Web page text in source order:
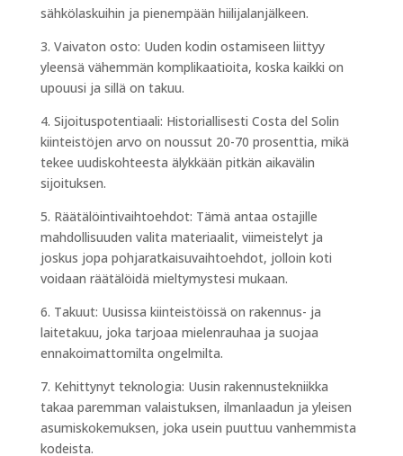
sähkölaskuihin ja pienempään hiilijalanjälkeen.
3. Vaivaton osto: Uuden kodin ostamiseen liittyy
yleensä vähemmän komplikaatioita, koska kaikki on
upouusi ja sillä on takuu.
4. Sijoituspotentiaali: Historiallisesti Costa del Solin
kiinteistöjen arvo on noussut 20-70 prosenttia, mikä
tekee uudiskohteesta älykkään pitkän aikavälin
sijoituksen.
5. Räätälöintivaihtoehdot: Tämä antaa ostajille
mahdollisuuden valita materiaalit, viimeistelyt ja
joskus jopa pohjaratkaisuvaihtoehdot, jolloin koti
voidaan räätälöidä mieltymystesi mukaan.
6. Takuut: Uusissa kiinteistöissä on rakennus- ja
laitetakuu, joka tarjoaa mielenrauhaa ja suojaa
ennakoimattomilta ongelmilta.
7. Kehittynyt teknologia: Uusin rakennustekniikka
takaa paremman valaistuksen, ilmanlaadun ja yleisen
asumiskokemuksen, joka usein puuttuu vanhemmista
kodeista.